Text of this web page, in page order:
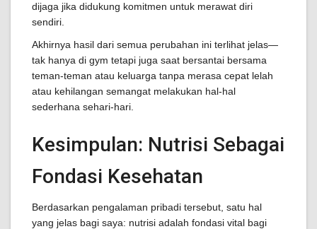
dijaga jika didukung komitmen untuk merawat diri
sendiri.
Akhirnya hasil dari semua perubahan ini terlihat jelas—
tak hanya di gym tetapi juga saat bersantai bersama
teman-teman atau keluarga tanpa merasa cepat lelah
atau kehilangan semangat melakukan hal-hal
sederhana sehari-hari.
Kesimpulan: Nutrisi Sebagai
Fondasi Kesehatan
Berdasarkan pengalaman pribadi tersebut, satu hal
yang jelas bagi saya: nutrisi adalah fondasi vital bagi